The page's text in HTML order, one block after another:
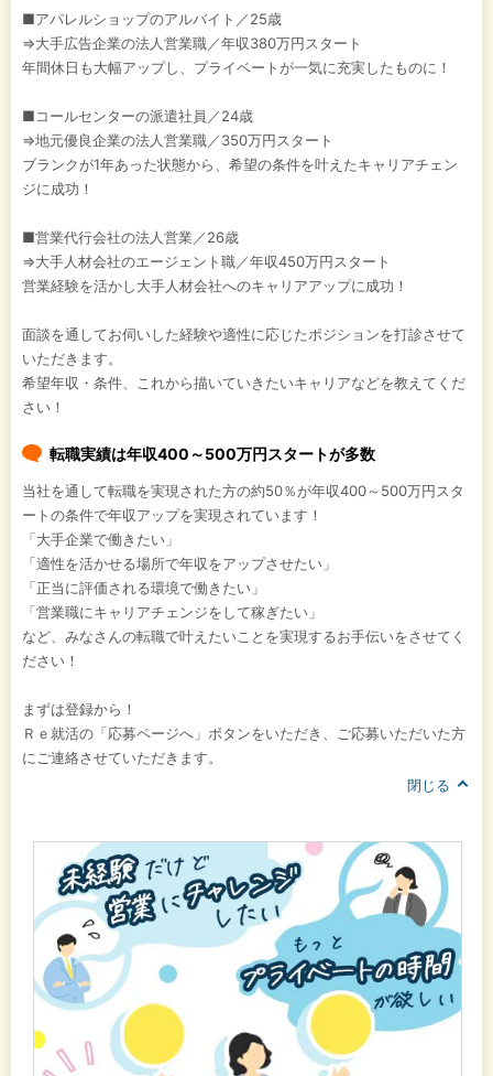
■アパレルショップのアルバイト／25歳
⇒大手広告企業の法人営業職／年収380万円スタート
年間休日も大幅アップし、プライベートが一気に充実したものに！
■コールセンターの派遣社員／24歳
⇒地元優良企業の法人営業職／350万円スタート
ブランクが1年あった状態から、希望の条件を叶えたキャリアチェン
ジに成功！
■営業代行会社の法人営業／26歳
⇒大手人材会社のエージェント職／年収450万円スタート
営業経験を活かし大手人材会社へのキャリアアップに成功！
面談を通してお伺いした経験や適性に応じたポジションを打診させて
いただきます。
希望年収・条件、これから描いていきたいキャリアなどを教えてくだ
さい！
転職実績は年収400～500万円スタートが多数
当社を通して転職を実現された方の約50％が年収400～500万円スタ
ートの条件で年収アップを実現されています！
「大手企業で働きたい」
「適性を活かせる場所で年収をアップさせたい」
「正当に評価される環境で働きたい」
「営業職にキャリアチェンジをして稼ぎたい」
など、みなさんの転職で叶えたいことを実現するお手伝いをさせてく
ださい！
まずは登録から！
Ｒｅ就活の「応募ページへ」ボタンをいただき、ご応募いただいた方
にご連絡させていただきます。
閉じる